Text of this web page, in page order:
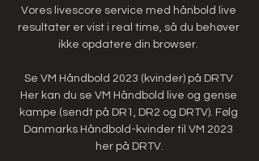
Vores livescore service med hånbold live
resultater er vist i real time, så du behøver
ikke opdatere din browser.
Se VM Håndbold 2023 (kvinder) på DRTV
Her kan du se VM Håndbold live og gense
kampe (sendt på DR1, DR2 og DRTV). Følg
Danmarks Håndbold-kvinder til VM 2023
her på DRTV.